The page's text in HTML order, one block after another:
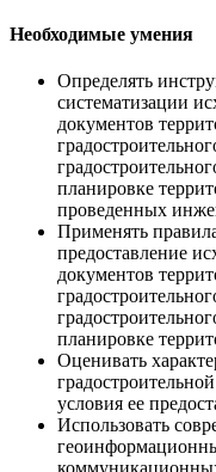
Необходимые умения
Определять
систематизации
документов
планировке
проведенных
Применять
предоставление
документов
планировке
Оценивать
условия ее
Использовать